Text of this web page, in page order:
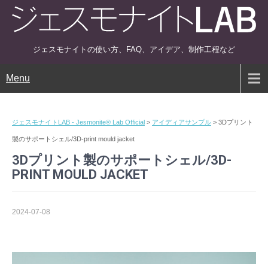
ジェスモナイトの使い方、FAQ、アイデア、制作工程など
Menu
ジェスモナイトLAB - Jesmonite® Lab Official > アイディアサンプル > 3Dプリント
製のサポートシェル/3D-print mould jacket
3Dプリント製のサポートシェル/3D-
PRINT MOULD JACKET
2024-07-08